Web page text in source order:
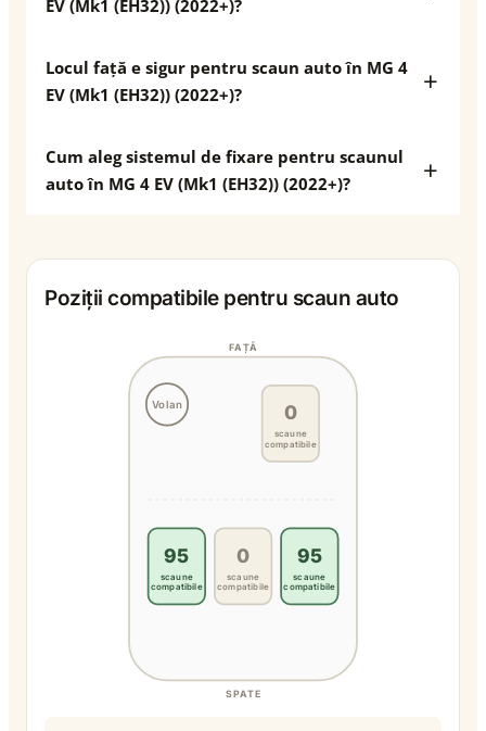
EV (Mk1 (EH32)) (2022+)?
Locul față e sigur pentru scaun auto în MG 4
EV (Mk1 (EH32)) (2022+)?
Cum aleg sistemul de fixare pentru scaunul
auto în MG 4 EV (Mk1 (EH32)) (2022+)?
Poziții compatibile pentru scaun auto
Volan
FAȚĂ
SPATE
0
scaune
compatibile
95
scaune
compatibile
0
scaune
compatibile
95
scaune
compatibile